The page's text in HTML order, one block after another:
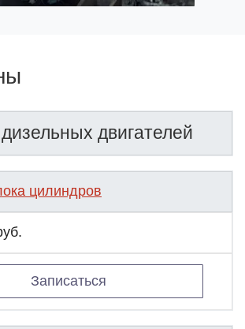
двигателей
цилиндров
Записаться